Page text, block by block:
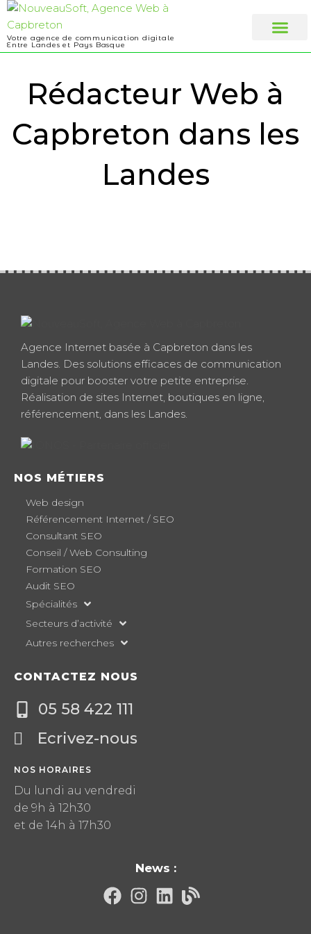
Votre agence de communication digitale
Entre Landes et Pays Basque
Rédacteur Web à
Capbreton dans les
Landes
Agence Internet basée à Capbreton dans les
Landes. Des solutions efficaces de communication
digitale pour booster votre petite entreprise.
Réalisation de sites Internet, boutiques en ligne,
référencement, dans les Landes.
NOS MÉTIERS
Web design
Référencement Internet / SEO
Consultant SEO
Conseil / Web Consulting
Formation SEO
Audit SEO
Spécialités
Secteurs d’activité
Autres recherches
CONTACTEZ NOUS
05 58 422 111
Ecrivez-nous
NOS HORAIRES
Du lundi au vendredi
de 9h à 12h30
et de 14h à 17h30
News :